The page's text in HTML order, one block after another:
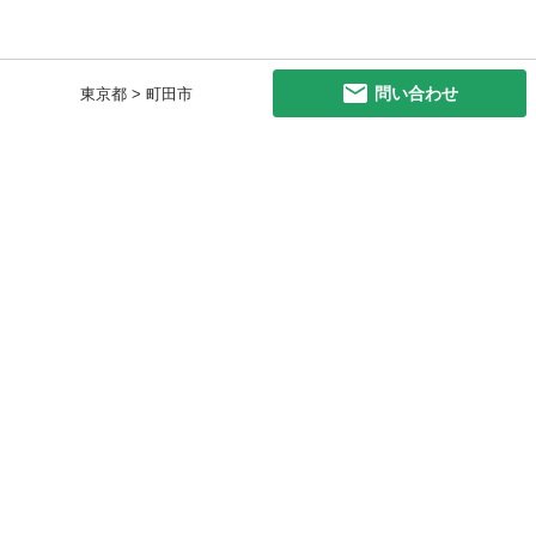
東京都 > 町田市 問い合わせ